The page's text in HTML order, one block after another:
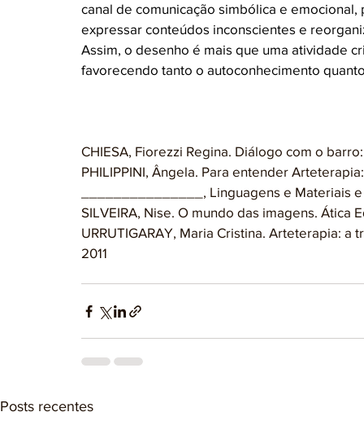
canal de comunicação simbólica e
expressar conteúdos inconscientes e
Assim, o desenho é mais que uma atividade
favorecendo tanto o autoconhecimento
CHIESA, Fiorezzi Regina. Diálogo com o
PHILIPPINI, Ângela. Para entender
_______________, Linguagens e Materiais
SILVEIRA, Nise. O mundo das imagens. Ática
URRUTIGARAY, Maria Cristina. Arteterapia:
2011
Posts recentes